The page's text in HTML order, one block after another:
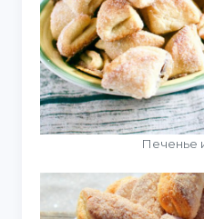
Печенье